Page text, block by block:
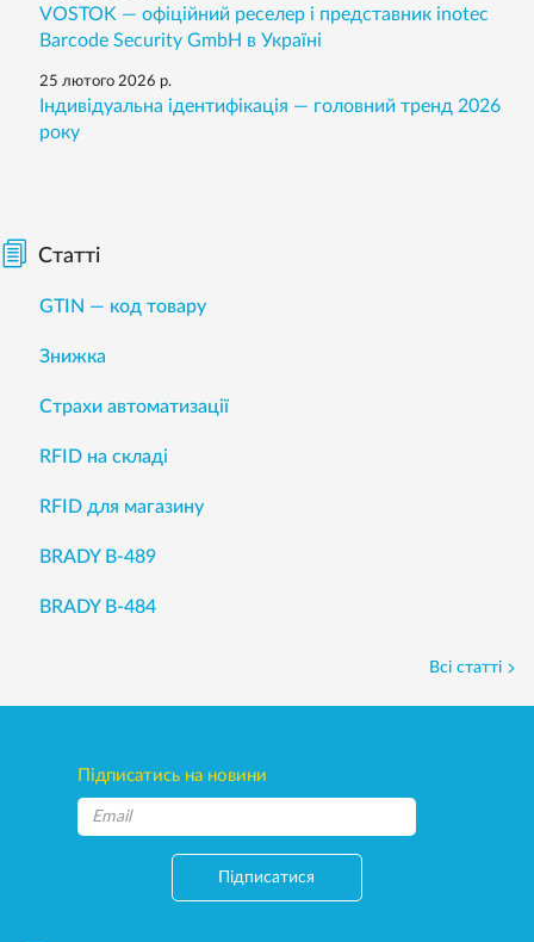
VOSTOK — офіційний реселер і представник inotec
Barcode Security GmbH в Україні
25 лютого 2026 р.
Індивідуальна ідентифікація — головний тренд 2026
року
Статті
GTIN — код товару
Знижка
Страхи автоматизації
RFID на складі
RFID для магазину
BRADY B-489
BRADY B-484
Всі статті
Підписатись на новини
Підписатися